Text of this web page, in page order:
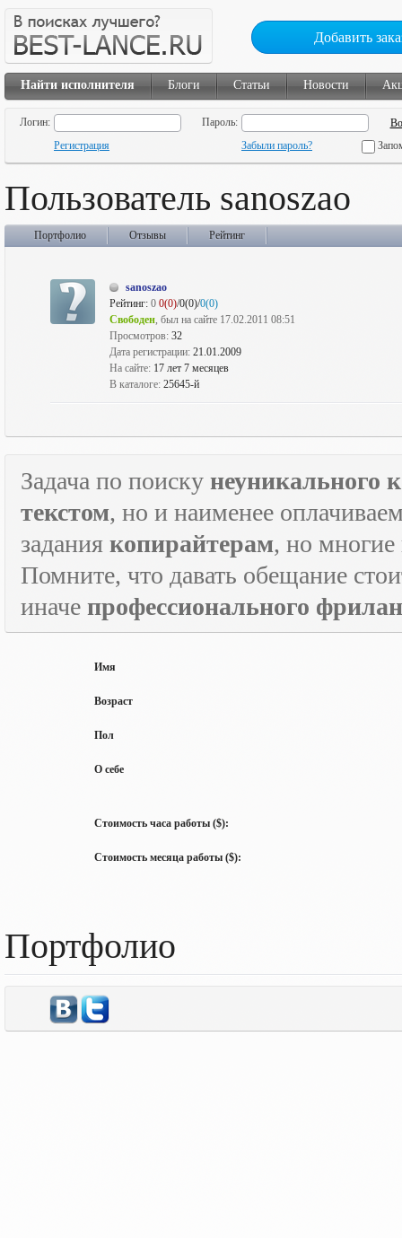
Добавить
Найти исполнителя Блоги Статьи Новости
Логин:
Пароль:
Регистрация
Забыли пароль?
Пользователь sanoszao
Портфолио Отзывы Рейтинг
sanoszao
Рейтинг: 0 0(0)/0(0)/0(0)
Свободен, был на сайте 17.02.2011 08:51
Просмотров: 32
Дата регистрации: 21.01.2009
На сайте: 17 лет 7 месяцев
В каталоге: 25645-й
Задача по поиску неуникального
текстом, но и наименее
задания копирайтерам, но многие
Помните, что давать обещание
иначе профессионального
Имя
Возраст
Пол
О себе
Стоимость часа работы ($):
Стоимость месяца работы ($):
Портфолио